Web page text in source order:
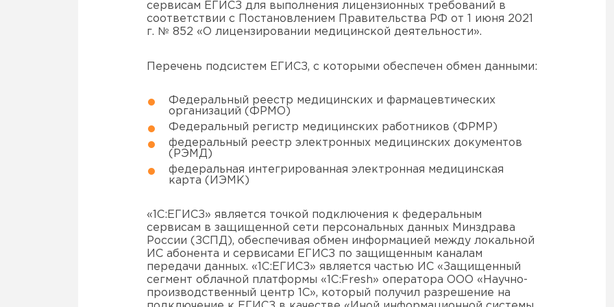
сервисам ЕГИСЗ для выполнения лицензионных требований в
соответствии с Постановлением Правительства РФ от 1 июня 2021
г. № 852 «О лицензировании медицинской деятельности».
Перечень подсистем ЕГИСЗ, с которыми обеспечен обмен данными:
Федеральный реестр медицинских и фармацевтических
организаций (ФРМО)
Федеральный регистр медицинских работников (ФРМР)
федеральный реестр электронных медицинских документов
(РЭМД)
федеральная интегрированная электронная медицинская
карта (ИЭМК)
«1С:ЕГИСЗ» является точкой подключения к федеральным
сервисам в защищенной сети персональных данных Минздрава
России (ЗСПД), обеспечивая обмен информацией между локальной
ИС абонента и сервисами ЕГИСЗ по защищенным каналам
передачи данных. «1С:ЕГИСЗ» является частью ИС «Защищенный
сегмент облачной платформы «1C:Fresh» оператора ООО «Научно-
производственный центр 1С», который получил разрешение на